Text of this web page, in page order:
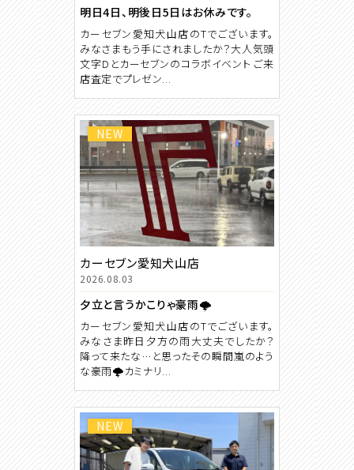
明日4日、明後日5日はお休みです。
カーセブン愛知犬山店のTでございます。
みなさまもう手にされましたか？大人気頭
文字Dとカーセブンのコラボイベント ご来
店査定でプレゼン...
NEW
カーセブン愛知犬山店
2026.08.03
夕立と言うかこりゃ豪雨🌩️
カーセブン愛知犬山店のTでございます。
みなさま昨日夕方の雨大丈夫でしたか？
降って来たな…と思ったその瞬間嵐のよう
な豪雨🌩️カミナリ...
NEW